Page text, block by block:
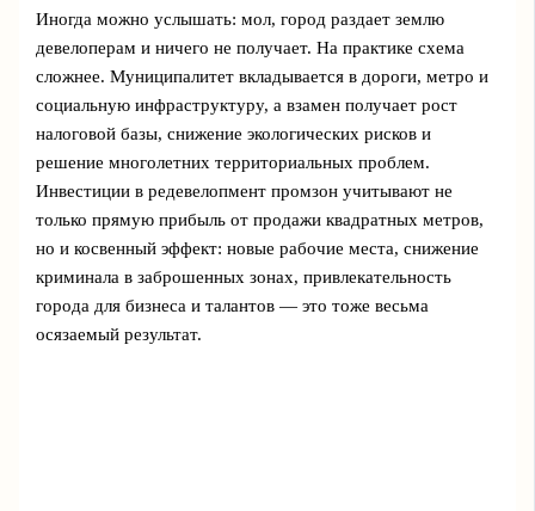
Иногда можно услышать: мол, город раздает землю
девелоперам и ничего не получает. На практике схема
сложнее. Муниципалитет вкладывается в дороги, метро и
социальную инфраструктуру, а взамен получает рост
налоговой базы, снижение экологических рисков и
решение многолетних территориальных проблем.
Инвестиции в редевелопмент промзон учитывают не
только прямую прибыль от продажи квадратных метров,
но и косвенный эффект: новые рабочие места, снижение
криминала в заброшенных зонах, привлекательность
города для бизнеса и талантов — это тоже весьма
осязаемый результат.